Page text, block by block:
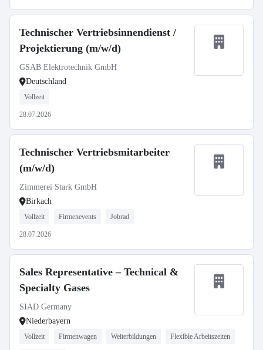
Technischer Vertriebsinnendienst /
Projektierung (m/w/d)
GSAB Elektrotechnik GmbH
Deutschland
Vollzeit
28.07.2026
Technischer Vertriebsmitarbeiter
(m/w/d)
Zimmerei Stark GmbH
Birkach
Vollzeit Firmenevents Jobrad
28.07.2026
Sales Representative – Technical &
Specialty Gases
SIAD Germany
Niederbayern
Vollzeit Firmenwagen Weiterbildungen Flexible Arbeitszeiten